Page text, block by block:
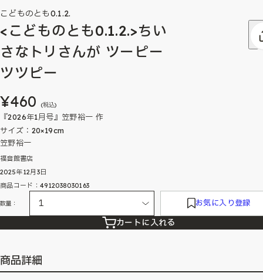
こどものとも0.1.2.
<こどものとも0.1.2.>ちい
さなトリさんが ツーピー
ツツピー
¥460 (税込)
『2026年1月号』笠野裕一 作
サイズ：20×19cm
笠野裕一
福音館書店
2025年12月3日
商品コード：4912038030163
数量： お気に入り登録
カートに入れる
商品詳細